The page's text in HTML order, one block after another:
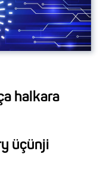
halkara
üçünji